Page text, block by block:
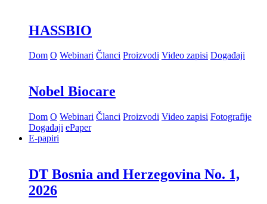
HASSBIO
Dom O Webinari Članci Proizvodi Video zapisi Događaji
Nobel Biocare
Dom O Webinari Članci Proizvodi Video zapisi Fotografije
Događaji ePaper
E-papiri
DT Bosnia and Herzegovina No. 1,
2026